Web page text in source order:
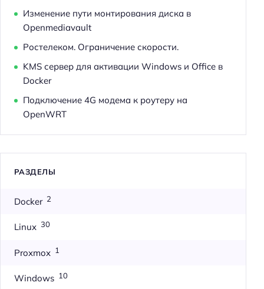
Изменение пути монтирования диска в
Openmediavault
Ростелеком. Ограничение скорости.
KMS сервер для активации Windows и Office в
Docker
Подключение 4G модема к роутеру на
OpenWRT
РАЗДЕЛЫ
Docker 2
Linux 30
Proxmox 1
Windows 10